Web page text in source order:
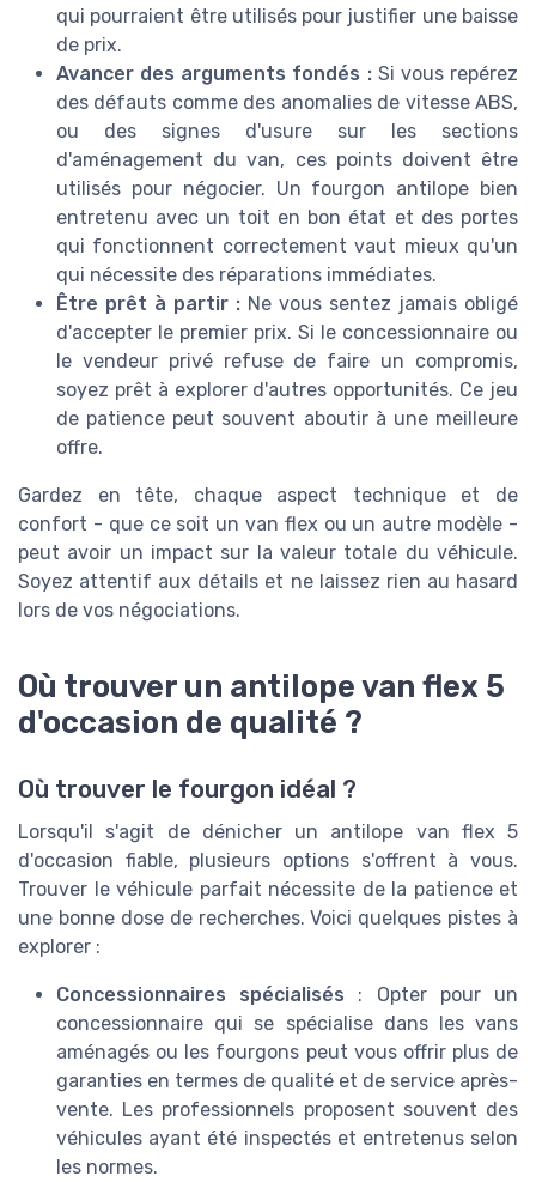
qui pourraient être utilisés pour justifier une baisse
de prix.
Avancer des arguments fondés :Si vous repérez
des défauts comme des anomalies de vitesse ABS,
ou des signes d'usure sur les sections
d'aménagement du van, ces points doivent être
utilisés pour négocier. Un fourgon antilope bien
entretenu avec un toit en bon état et des portes
qui fonctionnent correctement vaut mieux qu'un
qui nécessite des réparations immédiates.
Être prêt à partir : Ne vous sentez jamais obligé
d'accepter le premier prix. Si le concessionnaire ou
le vendeur privé refuse de faire un compromis,
soyez prêt à explorer d'autres opportunités. Ce jeu
de patience peut souvent aboutir à une meilleure
offre.
Gardez en tête, chaque aspect technique et de
confort - que ce soit un van flex ou un autre modèle -
peut avoir un impact sur la valeur totale du véhicule.
Soyez attentif aux détails et ne laissez rien au hasard
lors de vos négociations.
Où trouver un antilope van flex 5
d'occasion de qualité ?
Où trouver le fourgon idéal ?
Lorsqu'il s'agit de dénicher un antilope van flex 5
d'occasion fiable, plusieurs options s'offrent à vous.
Trouver le véhicule parfait nécessite de la patience et
une bonne dose de recherches. Voici quelques pistes à
explorer :
Concessionnaires spécialisés : Opter pour un
concessionnaire qui se spécialise dans les vans
aménagés ou les fourgons peut vous offrir plus de
garanties en termes de qualité et de service après-
vente. Les professionnels proposent souvent des
véhicules ayant été inspectés et entretenus selon
les normes.